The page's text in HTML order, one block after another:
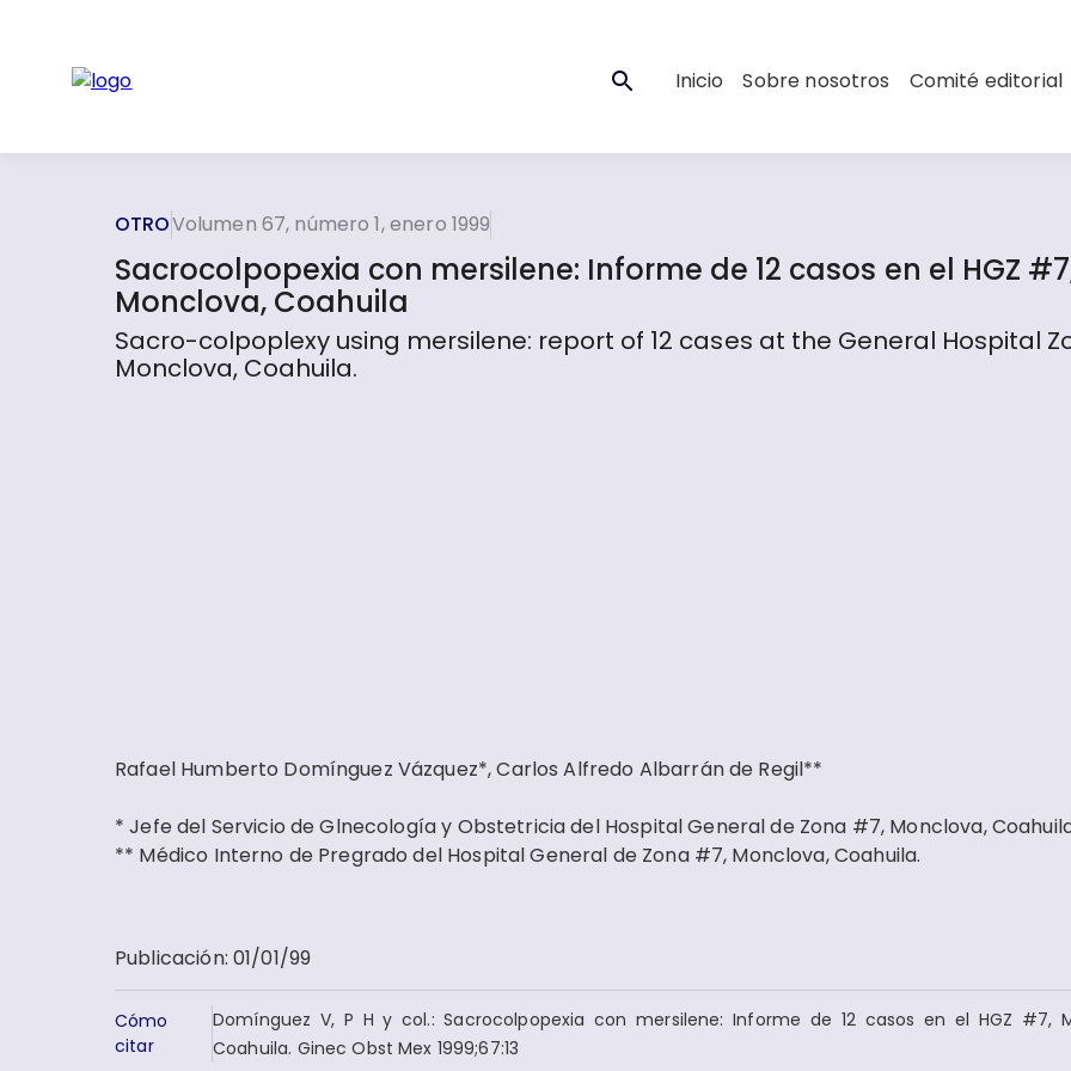
Inicio Sobre nosotros Comité editorial
OTROVolumen 67, número 1, enero 1999
Sacrocolpopexia con mersilene: Informe de 12 casos en el HGZ
Monclova, Coahuila
Sacro-colpoplexy using mersilene: report of 12 cases at the General Hospital
Monclova, Coahuila.
Rafael Humberto Domínguez Vázquez*, Carlos Alfredo Albarrán de Regil**
* Jefe del Servicio de Glnecología y Obstetricia del Hospital General de Zona #7, Monclova,
** Médico Interno de Pregrado del Hospital General de Zona #7, Monclova, Coahuila.
Publicación: 01/01/99
Cómo
citar
Domínguez V, P H y col.: Sacrocolpopexia con mersilene: Informe de 12 casos en el HGZ #7,
Coahuila. Ginec Obst Mex 1999;67:13